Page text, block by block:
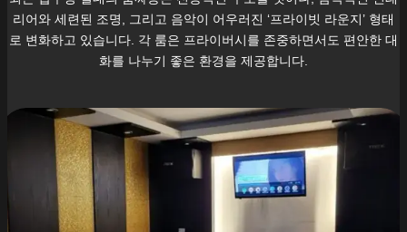
리어와 세련된 조명, 그리고 음악이 어우러진 ‘프라이빗 라운지’ 형태
로 변화하고 있습니다. 각 룸은 프라이버시를 존중하면서도 편안한 대
화를 나누기 좋은 환경을 제공합니다.